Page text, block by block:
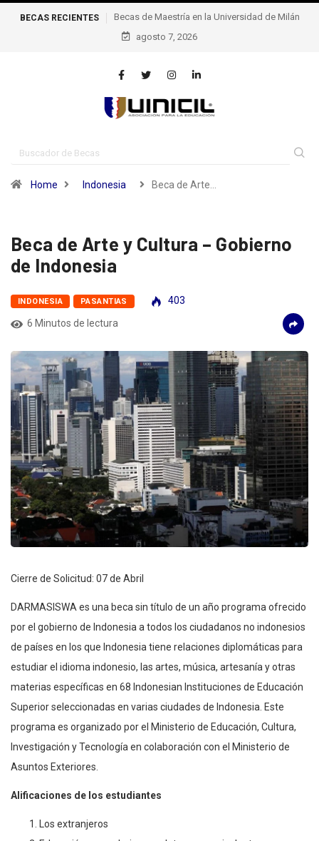
BECAS
Becas de excelencia de la escuela Politécnica Federal
de Lausana – epfl, Suiza
agosto 7, 2026
Home Indonesia Beca de Arte…
Beca de Arte y Cultura – Gobierno
de Indonesia
INDONESIA PASANTIAS
403
6 Minutos de lectura
Cierre de Solicitud: 07 de Abril
DARMASISWA es una beca sin título de un año programa ofrecido
por el gobierno de Indonesia a todos los ciudadanos no indonesios
de países en los que Indonesia tiene relaciones diplomáticas para
estudiar el idioma indonesio, las artes, música, artesanía y otras
materias específicas en 68 Indonesian Instituciones de Educación
Superior seleccionadas en varias ciudades de Indonesia. Este
programa es organizado por el Ministerio de Educación, Cultura,
Investigación y Tecnología en colaboración con el Ministerio de
Asuntos Exteriores.
Alificaciones de los estudiantes
Los extranjeros